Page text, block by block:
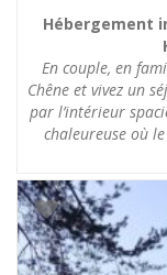
Hébergement
En couple, en
Chêne et vivez un
par l’intérieur
chaleureuse où